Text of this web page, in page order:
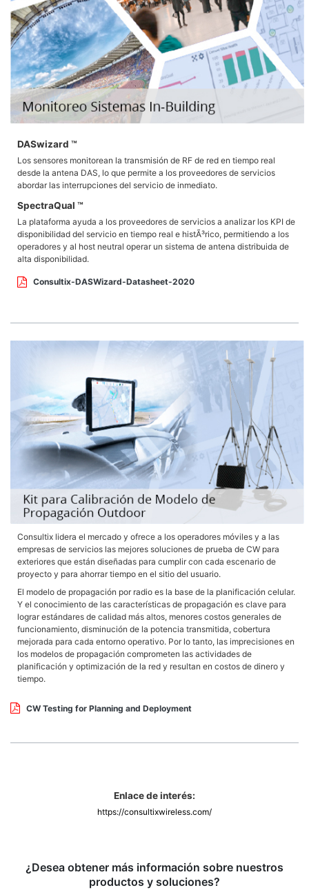
DASwizard ™
Los sensores monitorean la transmisión de RF de red en tiempo real
desde la antena DAS, lo que permite a los proveedores de servicios
abordar las interrupciones del servicio de inmediato.
SpectraQual ™
La plataforma ayuda a los proveedores de servicios a analizar los KPI de
disponibilidad del servicio en tiempo real e histÃ³rico, permitiendo a los
operadores y al host neutral operar un sistema de antena distribuida de
alta disponibilidad.
Consultix-DASWizard-Datasheet-2020
Consultix lidera el mercado y ofrece a los operadores móviles y a las
empresas de servicios las mejores soluciones de prueba de CW para
exteriores que están diseñadas para cumplir con cada escenario de
proyecto y para ahorrar tiempo en el sitio del usuario.
El modelo de propagación por radio es la base de la planificación celular.
Y el conocimiento de las características de propagación es clave para
lograr estándares de calidad más altos, menores costos generales de
funcionamiento, disminución de la potencia transmitida, cobertura
mejorada para cada entorno operativo. Por lo tanto, las imprecisiones en
los modelos de propagación comprometen las actividades de
planificación y optimización de la red y resultan en costos de dinero y
tiempo.
CW Testing for Planning and Deployment
Enlace de interés:
https://consultixwireless.com/
¿Desea obtener más información sobre nuestros
productos y soluciones?